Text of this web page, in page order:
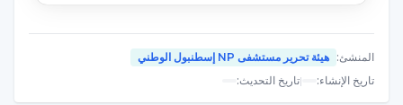
ألم أثناء الرضاعة الطبيعيةالمنشئ: هيئة تحرير مستشفى NP إسطنبول الوطني
تاريخ الإنشاء:
|تاريخ التحديث: